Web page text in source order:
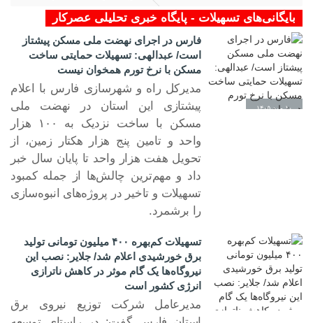
بایگانی‌های تسهیلات - پایگاه خبری تحلیلی عصرکار
۱۰ مرد ۱۴۰۵
فارس در اجرای نهضت ملی مسکن پیشتاز
است/ عبدالهی: تسهیلات حمایتی ساخت
مسکن با نرخ تورم همخوان نیست
مدیرکل راه و شهرسازی فارس با اعلام
پیشتازی این استان در نهضت ملی
مسکن با ساخت نزدیک به ۱۰۰ هزار
واحد و تامین پنج هزار هکتار زمین، از
تحویل هفت هزار واحد تا پایان سال خبر
داد و مهم‌ترین چالش‌ها از جمله کمبود
تسهیلات و تاخیر در پروژه‌های انبوه‌سازی
را برشمرد.
تسهیلات کم‌بهره ۴۰۰ میلیون تومانی تولید
برق خورشیدی اعلام شد/ جلایر: نصب این
نیروگاه‌ها یک گام موثر در کاهش ناترازی
انرژی کشور است
مدیرعامل شرکت توزیع نیروی برق